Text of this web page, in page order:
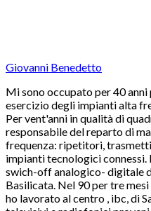
Giovanni Benedetto
Mi sono occupato per 40 anni
esercizio degli impianti alta
Per vent'anni in qualità di
responsabile del reparto di
frequenza: ripetitori,
impianti tecnologici
swich-off analogico- digitale
Basilicata. Nel 90 per tre
ho lavorato al centro , ibc, di